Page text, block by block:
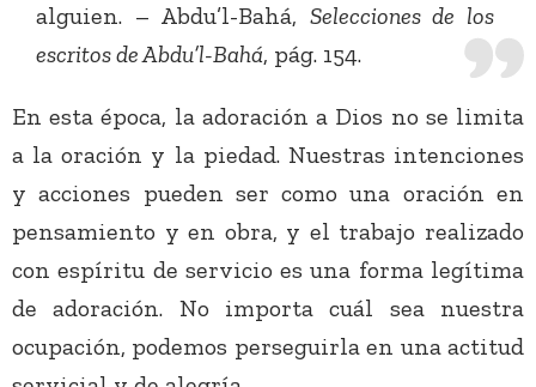
alguien. – Abdu’l-Bahá, Selecciones de los
escritos de Abdu’l-Bahá, pág. 154.
En esta época, la adoración a Dios no se limita
a la oración y la piedad. Nuestras intenciones
y acciones pueden ser como una oración en
pensamiento y en obra, y el trabajo realizado
con espíritu de servicio es una forma legítima
de adoración. No importa cuál sea nuestra
ocupación, podemos perseguirla en una actitud